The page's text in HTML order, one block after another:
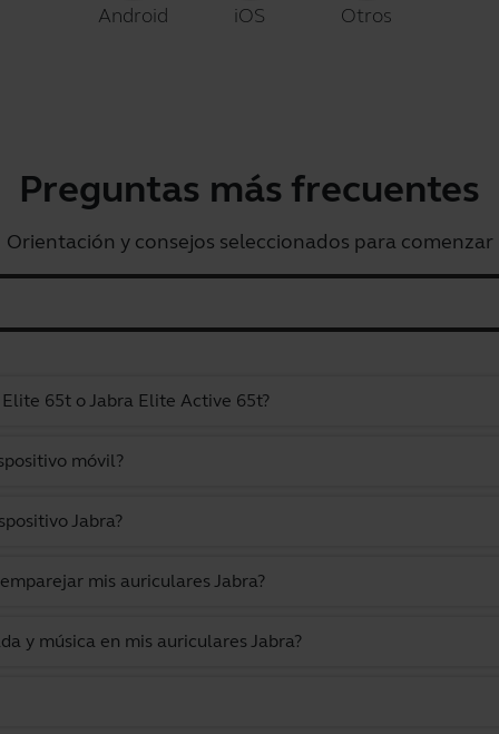
Android iOS Otros
Preguntas más frecuentes
Orientación y consejos seleccionados para comenzar
65t o Jabra Elite Active 65t?
móvil?
Jabra?
mis auriculares Jabra?
y música en mis auriculares Jabra?